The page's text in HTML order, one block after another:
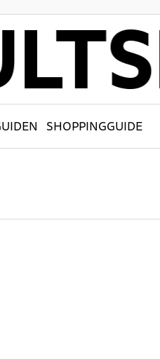
SHOPPINGGUIDE